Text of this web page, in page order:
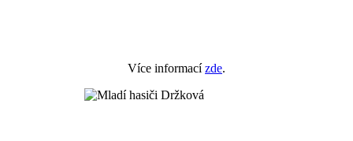
Více informacízde.